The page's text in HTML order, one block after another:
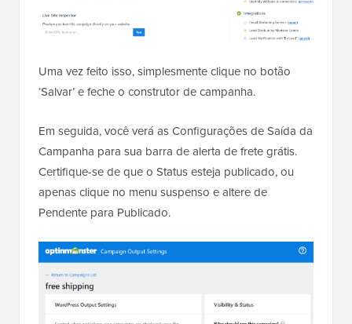
Uma vez feito isso, simplesmente clique no botão
‘Salvar’ e feche o construtor de campanha.
Em seguida, você verá as Configurações de Saída da
Campanha para sua barra de alerta de frete grátis.
Certifique-se de que o Status esteja publicado, ou
apenas clique no menu suspenso e altere de
Pendente para Publicado.